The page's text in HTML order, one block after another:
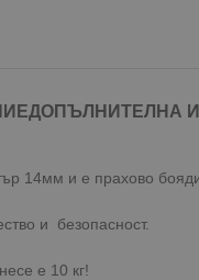
ДОПЪЛНИТЕЛНА
14мм и е прахово
и безопасност.
е 10 кг!